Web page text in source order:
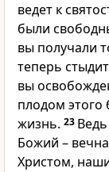
ведет к
были
вы получали
теперь
вы
плодом этого
жизнь. 23
Божий –
Христом,